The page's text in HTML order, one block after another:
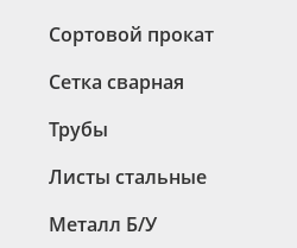
Сортовой прокат
Сетка сварная
Трубы
Листы стальные
Металл Б/У